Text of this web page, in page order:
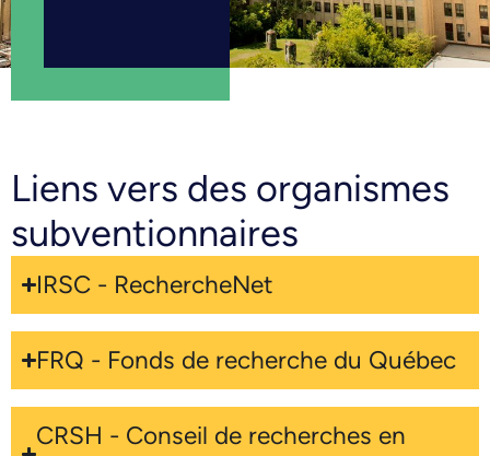
Liens vers des organismes
subventionnaires
IRSC - RechercheNet
FRQ - Fonds de recherche du Québec
CRSH - Conseil de recherches en